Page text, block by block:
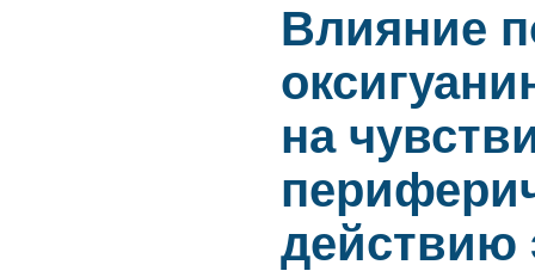
Влияние
на
действию